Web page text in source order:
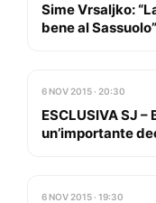
Sime Vrsaljko:
bene al Sassuolo”
6 NOV 2015 · 20:30
ESCLUSIVA SJ
un’importante
6 NOV 2015 · 19:30